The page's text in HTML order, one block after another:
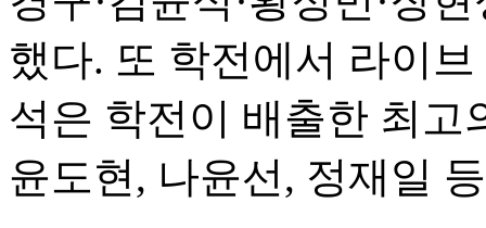
했다. 또 학전에서 라이
석은 학전이 배출한 최고
윤도현, 나윤선, 정재일